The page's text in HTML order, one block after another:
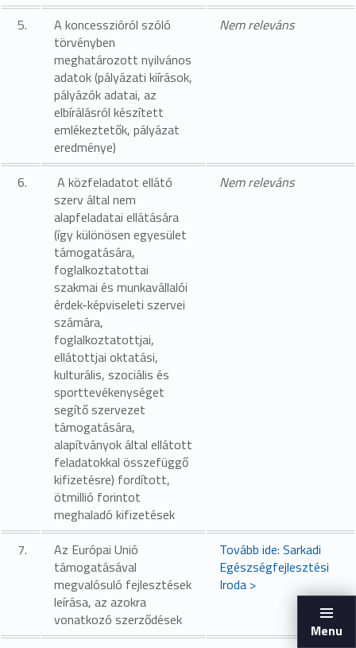
Menu
5.
A koncesszióról szóló
törvényben
meghatározott nyilvános
adatok (pályázati kiírások,
pályázók adatai, az
elbírálásról készített
emlékeztetők, pályázat
eredménye)
Nem releváns
6.
A közfeladatot ellátó
szerv által nem
alapfeladatai ellátására
(így különösen egyesület
támogatására,
foglalkoztatottai
szakmai és munkavállalói
érdek-képviseleti szervei
számára,
foglalkoztatottjai,
ellátottjai oktatási,
kulturális, szociális és
sporttevékenységet
segítő szervezet
támogatására,
alapítványok által ellátott
feladatokkal összefüggő
kifizetésre) fordított,
ötmillió forintot
meghaladó kifizetések
Nem releváns
7.
Az Európai Unió
támogatásával
megvalósuló fejlesztések
leírása, az azokra
vonatkozó szerződések
Tovább ide: Sarkadi
Egészségfejlesztési
Iroda >